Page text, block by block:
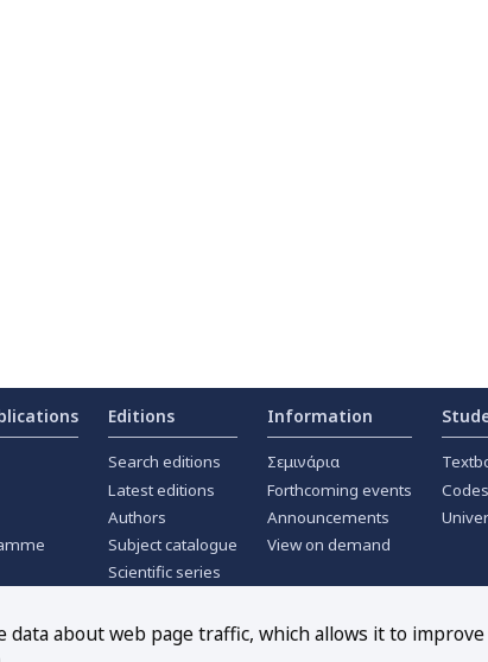
Editions
Search editions
Latest editions
Authors
Subject catalogue
Scientific series
Offers
Information
Σεμινάρια
Forthcoming events
Announcements
View on demand
Codes
data about web page traffic, which allows it to